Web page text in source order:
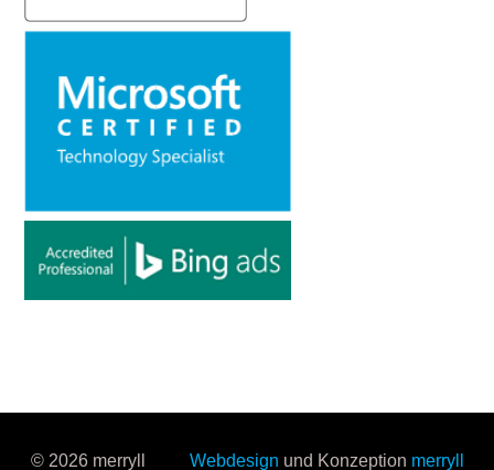
© 2026 merryll Webdesign und Konzeption merryll